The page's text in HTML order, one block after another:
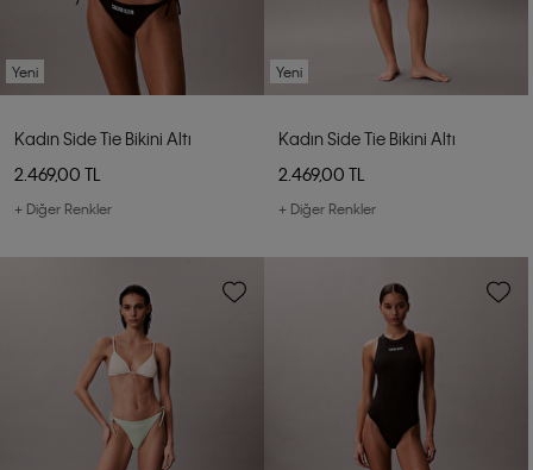
Yeni
Kadın Side Tie Bikini Altı
2.469,00 TL
+ Diğer Renkler
Yeni
Kadın Side Tie Bikini Altı
2.469,00 TL
+ Diğer Renkler